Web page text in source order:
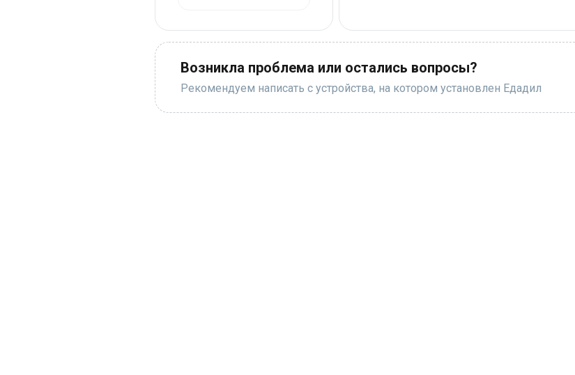
Возникла проблема или остались вопросы?
Рекомендуем написать с устройства, на котором установлен Едадил